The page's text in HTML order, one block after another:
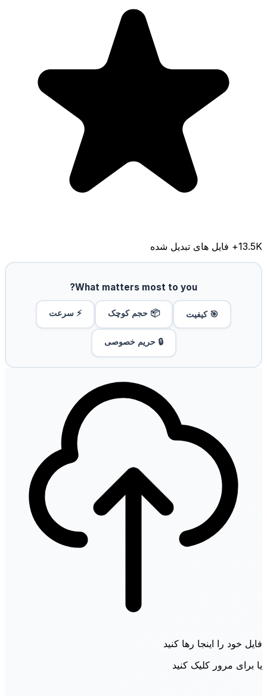
13.5K+ فایل های تبدیل شده
What matters most to you?
🎯 کیفیت 📦 حجم کوچک ⚡ سرعت
🔒 حریم خصوصی
فایل خود را اینجا رها کنید
یا برای مرور کلیک کنید